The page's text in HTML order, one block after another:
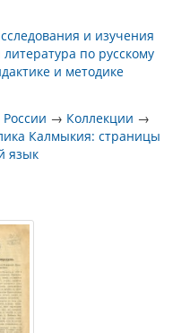
и изучения
по русскому
и методике
→ Коллекции →
Калмыкия: страницы
язык